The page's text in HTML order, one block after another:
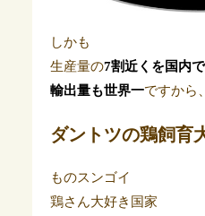
しかも
生産量の7割近くを国内
輸出量も世界一ですから、
ダントツの鶏飼育
ものスンゴイ
鶏さん大好き国家